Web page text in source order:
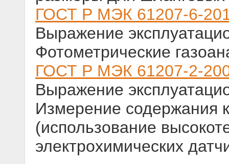
ГОСТ Р МЭК 61207-6-
Выражение
Фотометрические
ГОСТ Р МЭК 61207-2-
Выражение
Измерение содержания
(использование
электрохимических